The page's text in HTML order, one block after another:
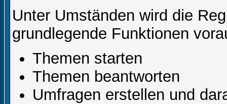
Unter Umständen wird die
grundlegende Funktionen
Themen starten
Themen beantworten
Umfragen erstellen und